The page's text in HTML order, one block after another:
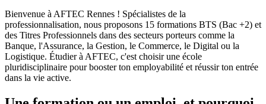
Bienvenue à AFTEC Rennes ! Spécialistes de la
professionnalisation, nous proposons 15 formations BTS (Bac +2) et
des Titres Professionnels dans des secteurs porteurs comme la
Banque, l'Assurance, la Gestion, le Commerce, le Digital ou la
Logistique. Étudier à AFTEC, c'est choisir une école
pluridisciplinaire pour booster ton employabilité et réussir ton entrée
dans la vie active.